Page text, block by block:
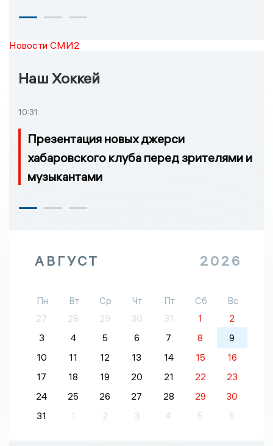
Новости СМИ2
Наш Хоккей
10:31
Презентация новых джерси
хабаровского клуба перед зрителями и
музыкантами
АВГУСТ 2026
Пн Вт Ср Чт Пт Сб
Вс
27
28 29 30 31 1
2
3
4 5 6 7 8
9
10
11 12 13 14 15
16
17
18 19 20 21 22
23
24
25 26 27 28 29
30
31
1 2 3 4 5 6